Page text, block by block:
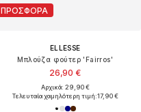
ΠΡΟΣΦΟΡΑ
ELLESSE
Μπλούζα φούτερ 'Fairros'
26,90 €
Αρχικά: 29,90 €
Τελευταία χαμηλότερη τιμή:17,90 €